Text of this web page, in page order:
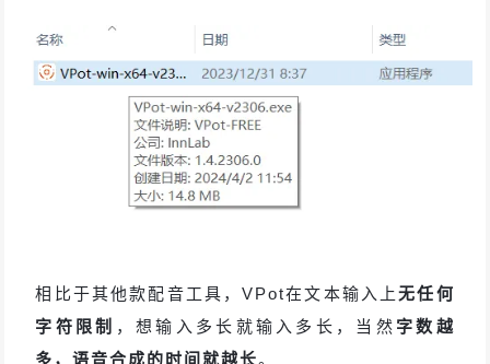
相比于其他款配音工具，VPot在文本输入上无任何
字符限制 ，想输入多长就输入多长，当然 字数越
多，语音合成的时间就越长。